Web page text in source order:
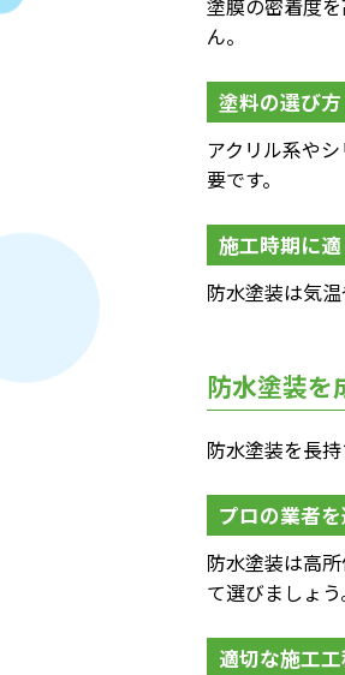
塗膜の密着度
ん。
塗料の選び方
アクリル系や
要です。
施工時期に
防水塗装は気
防水塗装を
防水塗装を長
プロの業者
防水塗装は高
て選びましょう
適切な施工